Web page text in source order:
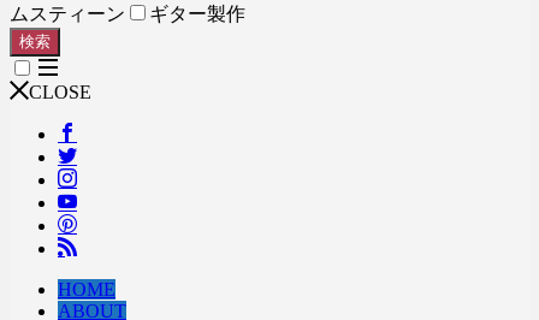
ムスティーン
ギター製作
検索
CLOSE
HOME
ABOUT